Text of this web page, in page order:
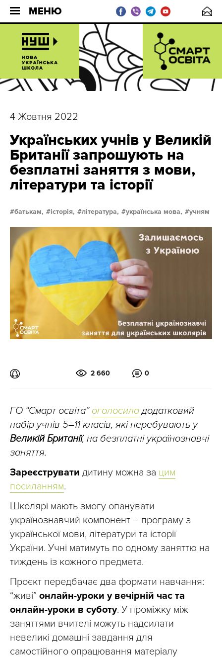
МЕНЮ
4 Жовтня 2022
Українських учнів у Великій
Британії запрошують на
безплатні заняття з мови,
літератури та історії
батькам, історія, література, українська мова, учням
2 660 0
ГО “Смарт освіта” оголосиладодатковий
набір учнів 5–11 класів, які перебувають у
Великій Британії, на безплатні українознавчі
заняття.
Зареєструвати дитину можна за цим
посиланням.
Школярі мають змогу опанувати
українознавчий компонент – програму з
української мови, літератури та історії
України. Учні матимуть по одному заняттю на
тиждень із кожного предмета.
Проєкт передбачає два формати навчання:
“живі” онлайн-уроки у вечірній час та
онлайн-уроки в суботу. У проміжку між
заняттями вчителі можуть надсилати
невеликі домашні завдання для
самостійного опрацювання матеріалу